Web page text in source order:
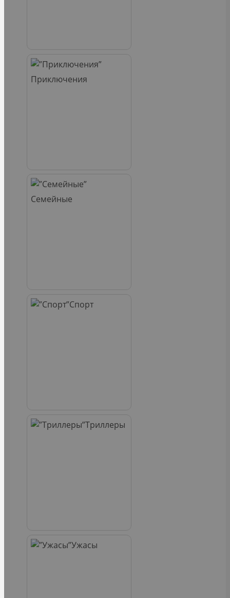
Приключения
Семейные
Спорт
Триллеры
Ужасы